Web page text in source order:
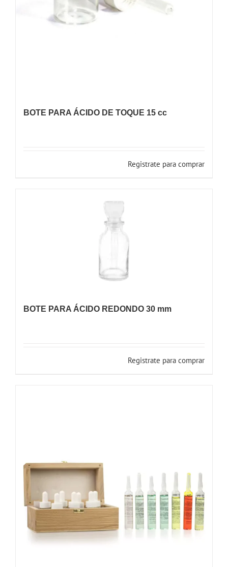
BOTE PARA ÁCIDO DE TOQUE 15 cc
Registrate para comprar
BOTE PARA ÁCIDO REDONDO 30 mm
Registrate para comprar